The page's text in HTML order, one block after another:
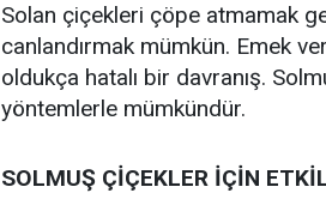
Solan çiçekleri çöpe atmamak
canlandırmak mümkün. Emek
oldukça hatalı bir davranış.
yöntemlerle mümkündür.
SOLMUŞ ÇİÇEKLER İÇİN